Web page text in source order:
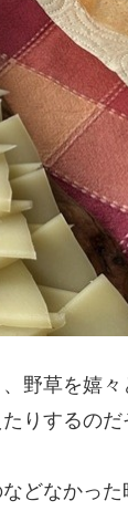
野草を嬉
りするの
どなかっ